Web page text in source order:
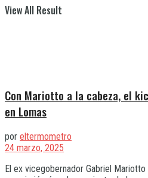
View All Result
Con Mariotto a la cabeza, el
en Lomas
por eltermometro
24 marzo, 2025
El ex vicegobernador Gabriel